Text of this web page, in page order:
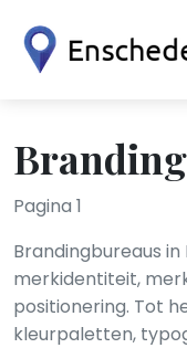
Pagina 1
Brandingbureaus
merkidentiteit,
positionering. Tot
kleurpaletten,